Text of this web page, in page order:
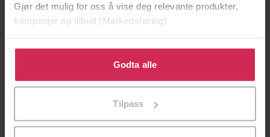
Gjør det mulig for oss å vise deg relevante produkter,
kampanjer og tilbud (Markedsføring)
Klikk på «Godta alle» for å gi oss ditt samtykke til å
bruke cookies for alle disse formålene. Du kan også
tilpasse ditt samtykke til spesifikke formål ved å klikke
Godta alle
Tilpass
EBOK EBOK